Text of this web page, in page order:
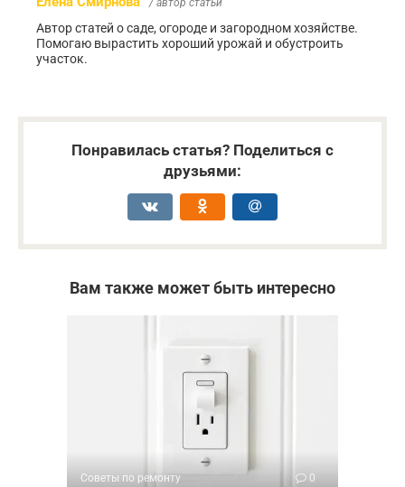
/ автор статьи
Автор статей о саде, огороде и загородном хозяйстве.
Помогаю вырастить хороший урожай и обустроить
участок.
Понравилась статья? Поделиться с
друзьями:
Вам также может быть интересно
Советы по ремонту 0